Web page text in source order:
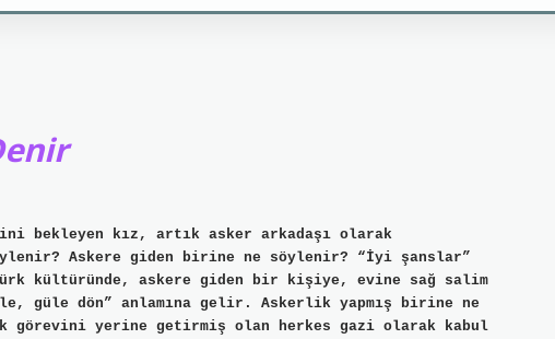
bekleyen kız, artık asker arkadaşı olarak
Askere giden birine ne söylenir? “İyi şanslar”
kültüründe, askere giden bir kişiye, evine sağ salim
güle dön” anlamına gelir. Askerlik yapmış birine ne
görevini yerine getirmiş olan herkes gazi olarak kabul